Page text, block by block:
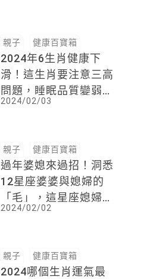
親子 健康百寶箱
2024年6生肖健康下
滑！這生肖要注意三高
問題，睡眠品質變弱，
這生肖要避免熬夜時間
2024/02/03
親子 健康百寶箱
過年婆媳來過招！洞悉
12星座婆婆與媳婦的
「毛」，這星座媳婦最
容易人來瘋，這婆婆凡
2024/02/02
親子 健康百寶箱
2024哪個生肖運氣最